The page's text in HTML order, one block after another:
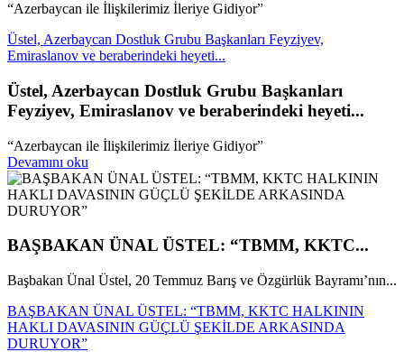
“Azerbaycan ile İlişkilerimiz İleriye Gidiyor”
Üstel, Azerbaycan Dostluk Grubu Başkanları Feyziyev,
Emiraslanov ve beraberindeki heyeti...
Üstel, Azerbaycan Dostluk Grubu Başkanları
Feyziyev, Emiraslanov ve beraberindeki heyeti...
“Azerbaycan ile İlişkilerimiz İleriye Gidiyor”
Devamını oku
BAŞBAKAN ÜNAL ÜSTEL: “TBMM, KKTC...
Başbakan Ünal Üstel, 20 Temmuz Barış ve Özgürlük Bayramı’nın...
BAŞBAKAN ÜNAL ÜSTEL: “TBMM, KKTC HALKININ
HAKLI DAVASININ GÜÇLÜ ŞEKİLDE ARKASINDA
DURUYOR”